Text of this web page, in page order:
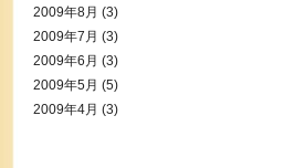
2009年8月 (3)
2009年7月 (3)
2009年6月 (3)
2009年5月 (5)
2009年4月 (3)